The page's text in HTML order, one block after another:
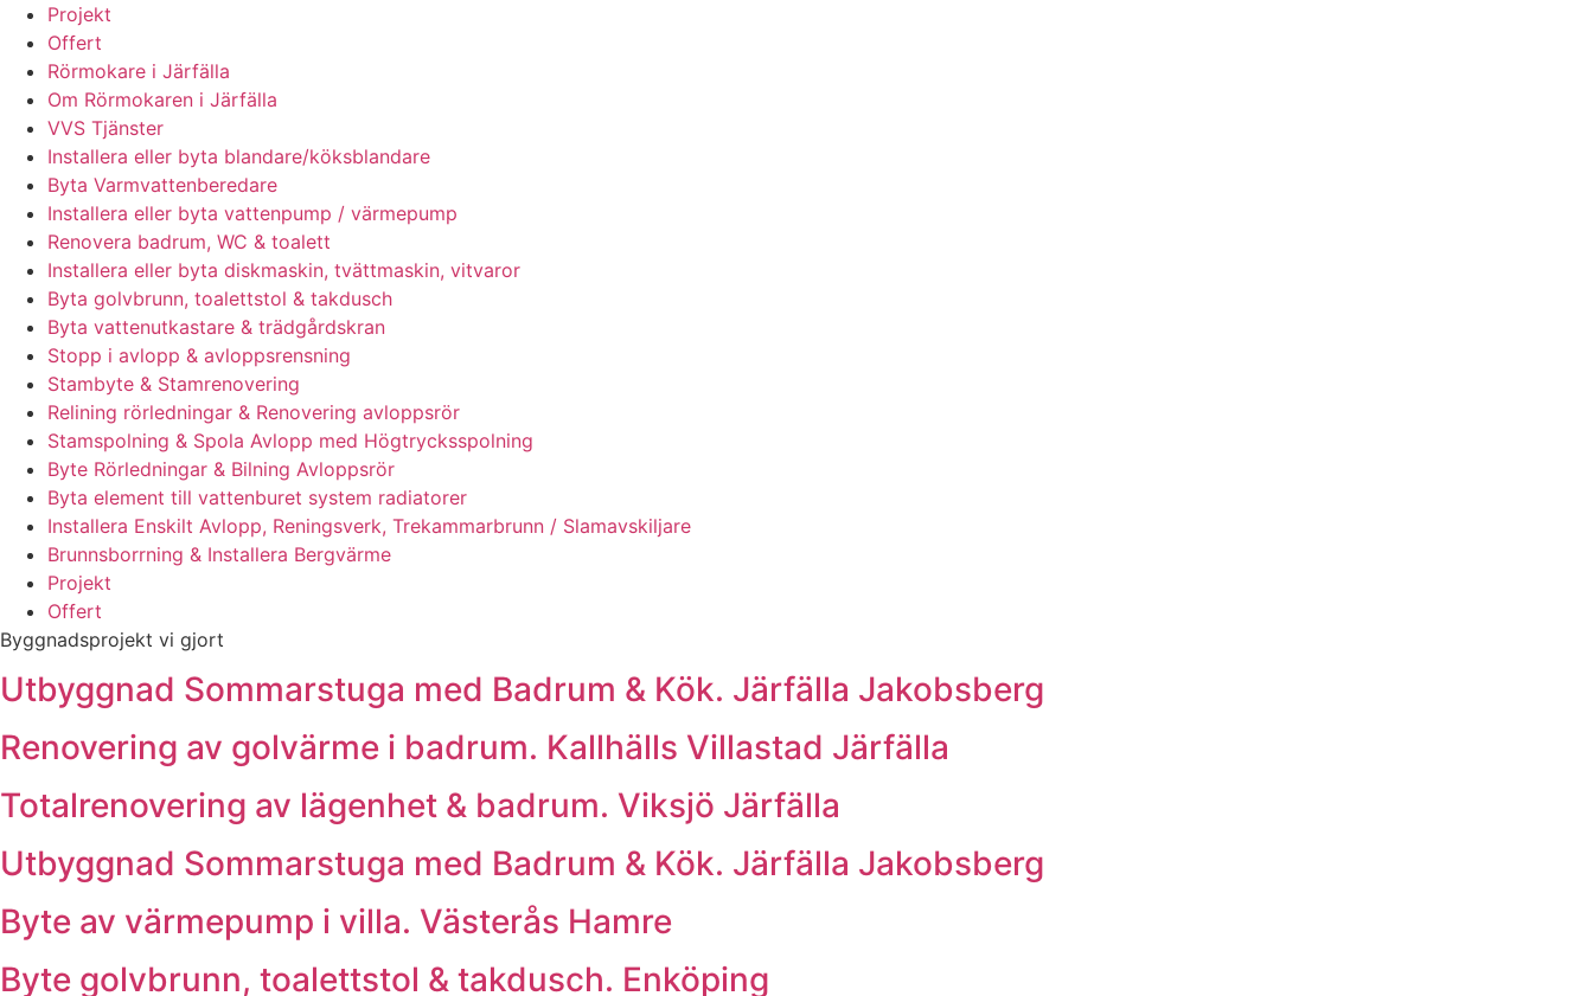
Projekt
Offert
Rörmokare i Järfälla
Om Rörmokaren i Järfälla
VVS Tjänster
Installera eller byta blandare/köksblandare
Byta Varmvattenberedare
Installera eller byta vattenpump / värmepump
Renovera badrum, WC & toalett
Installera eller byta diskmaskin, tvättmaskin, vitvaror
Byta golvbrunn, toalettstol & takdusch
Byta vattenutkastare & trädgårdskran
Stopp i avlopp & avloppsrensning
Stambyte & Stamrenovering
Relining rörledningar & Renovering avloppsrör
Stamspolning & Spola Avlopp med Högtrycksspolning
Byte Rörledningar & Bilning Avloppsrör
Byta element till vattenburet system radiatorer
Installera Enskilt Avlopp, Reningsverk, Trekammarbrunn / Slamavskiljare
Brunnsborrning & Installera Bergvärme
Projekt
Offert
Byggnadsprojekt vi gjort
Utbyggnad Sommarstuga med Badrum & Kök. Järfälla Jakobsberg
Renovering av golvärme i badrum. Kallhälls Villastad Järfälla
Totalrenovering av lägenhet & badrum. Viksjö Järfälla
Utbyggnad Sommarstuga med Badrum & Kök. Järfälla Jakobsberg
Byte av värmepump i villa. Västerås Hamre
Byte golvbrunn, toalettstol & takdusch. Enköping